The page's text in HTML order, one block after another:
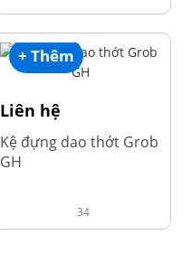
+ Thêm
Liên hệ
Kệ đựng dao thớt Grob
GH
34